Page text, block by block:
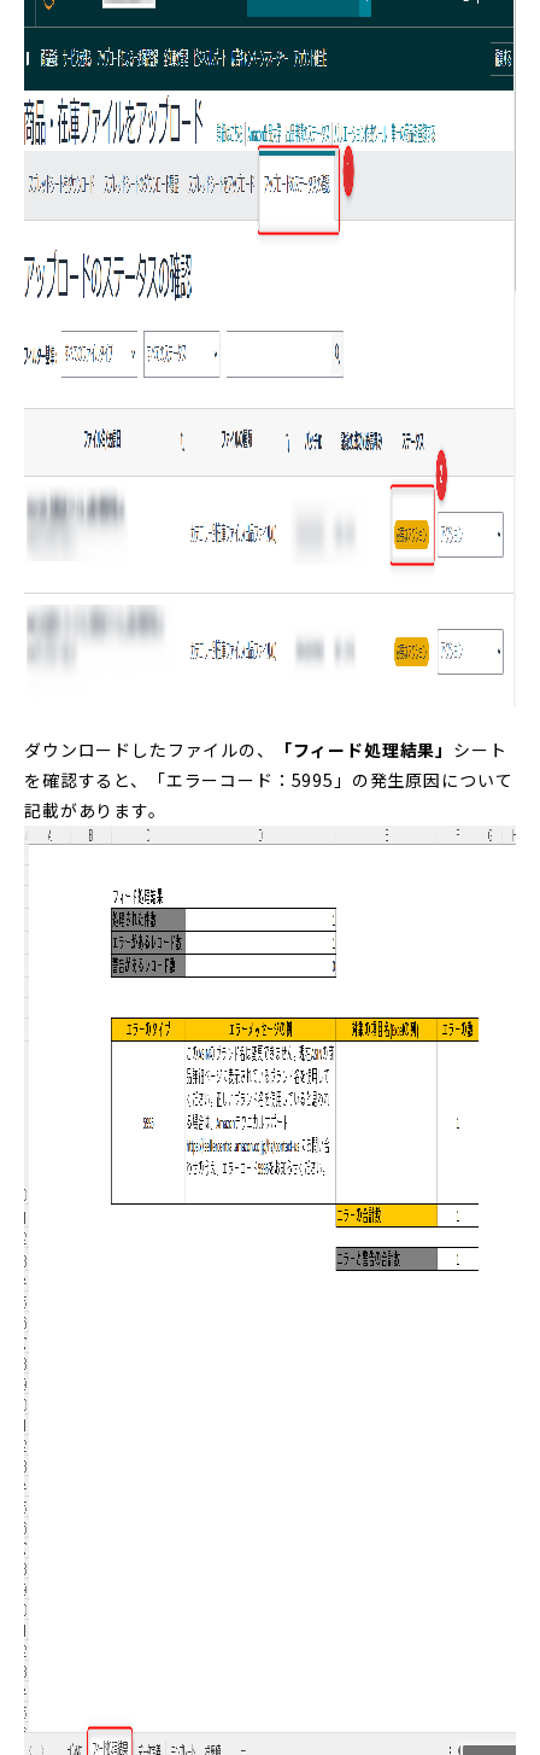
ダウンロードしたファイルの、 「フィード処理結果」 シート
を確認すると、「エラーコード：5995」の発生原因について
記載があります。